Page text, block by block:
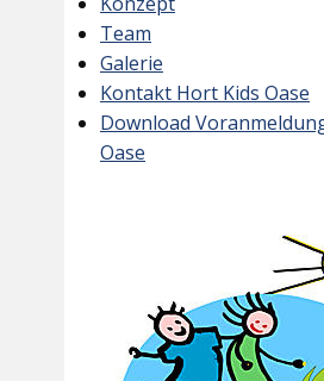
Team
Galerie
Kontakt Hort Kids Oase
Download
Oase